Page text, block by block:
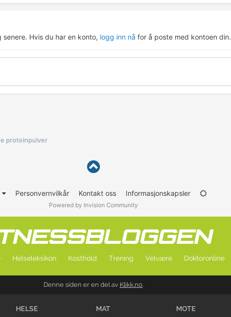
Hvis du har en konto, logg inn nå for å poste med kontoen din.
proteinpulver
Personvernvilkår Kontakt oss Informasjonskapsler
Powered by Invision Community
Helseleksikon Kosthold Trening Velvære Doktoronline
Denne siden er en del av Klikk.no.
HELSE MAT MOTE